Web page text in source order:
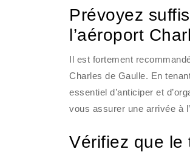
Prévoyez
l’aéroport
Il est fortement
Charles de Gaulle. En
essentiel d’anticiper et
vous assurer une arrivée à
Vérifiez que le